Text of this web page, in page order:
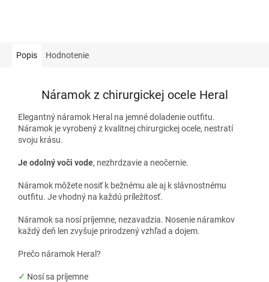
Popis Hodnotenie
Náramok z chirurgickej ocele Heral
Elegantný náramok Heral na jemné doladenie outfitu.
Náramok je vyrobený z kvalitnej chirurgickej ocele, nestratí
svoju krásu.
Je odolný voči vode, nezhrdzavie a neočernie.
Náramok môžete nosiť k bežnému ale aj k slávnostnému
outfitu. Je vhodný na každú príležitosť.
Náramok sa nosí príjemne, nezavadzia. Nosenie náramkov
každý deň len zvyšuje prirodzený vzhľad a dojem.
Prečo náramok Heral?
✓ Nosí sa príjemne